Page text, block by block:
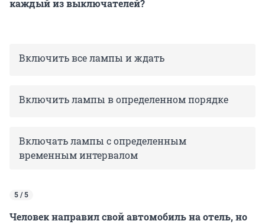
каждый из выключателей?
Включить все лампы и ждать
Включить лампы в определенном порядке
Включать лампы с определенным
временным интервалом
5 / 5
Человек направил свой автомобиль на отель, но